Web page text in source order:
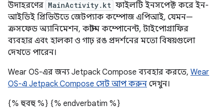
উদাহরণের MainActivity.kt ফাইলটি ইনসপেক্ট করে ইন-
আইডিই প্রিভিউতে জেটপ্যাক কম্পোজ এপিআই, যেমন—
ক্রসফেড অ্যানিমেশন, কাস্টম কম্পোনেন্ট, টাইপোগ্রাফির
ব্যবহার এবং হালকা ও গাঢ় রঙ প্রদর্শনের মতো বিষয়গুলো
দেখতে পারেন।
Wear OS-এর জন্য Jetpack Compose ব্যবহার করতে, Wear
OS-এ Jetpack Compose সেট আপ করুন দেখুন।
{% হুবহু %} {% endverbatim %}